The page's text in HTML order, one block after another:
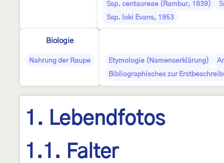
Ssp. centaureae (Rambur, 1839)
Ssp. loki Evans, 1953
Biologie
Nahrung der Raupe Etymologie (Namenserklärung)
Bibliographisches zur
1. Lebendfotos
1.1. Falter